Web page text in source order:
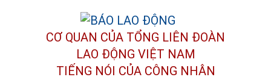
CƠ QUAN CỦA TỔNG LIÊN ĐOÀN
LAO ĐỘNG VIỆT NAM
TIẾNG NÓI CỦA CÔNG NHÂN